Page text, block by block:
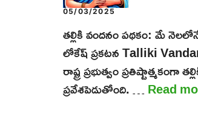
05/03/2025
తల్లికి వందనం పథకం: మే
లోకేష్ ప్రకటన Talliki
రాష్ట్ర ప్రభుత్వం ప్రతిష్టాత్మకంగా
ప్రవేశపెడుతోంది. …Read